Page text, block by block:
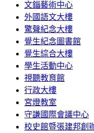
文錙藝術中心
外國語文大樓
驚聲紀念大樓
覺生紀念圖書館
覺生綜合大樓
學生活動中心
視聽教育館
行政大樓
宮燈教室
守謙國際會議中心
校史館暨張建邦創